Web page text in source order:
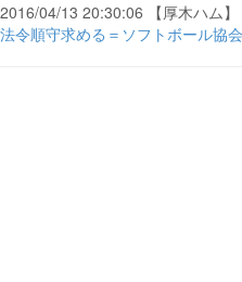
2016/04/13 20:30:06 【厚木ハム】
法令順守求める＝ソフトボール協